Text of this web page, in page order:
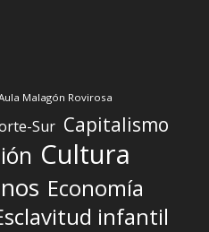
Malagón Rovirosa
Sur Capitalismo
Cultura
Economía
infantil